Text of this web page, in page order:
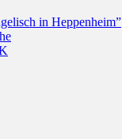
in Heppenheim”